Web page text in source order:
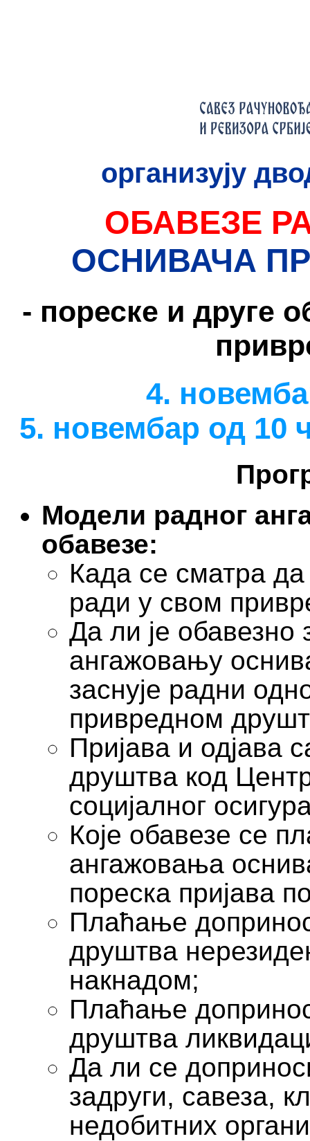
организују
ОБАВЕЗЕ
ОСНИВАЧА
- пореске и друге
4.
5. новембар од 10
Модели радног
обавезе:
Када се сматра
ради у свом
Да ли је
ангажовању
заснује радни
привредном
Пријава и одјава
друштва код
социјалног
Које обавезе се
ангажовања
пореска пријава
Плаћање
друштва
накнадом;
Плаћање
друштва
Да ли се
задруги, савеза,
недобитних